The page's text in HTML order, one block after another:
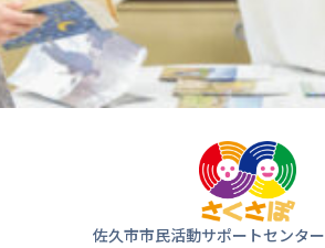
佐久市市民活動サポートセンター